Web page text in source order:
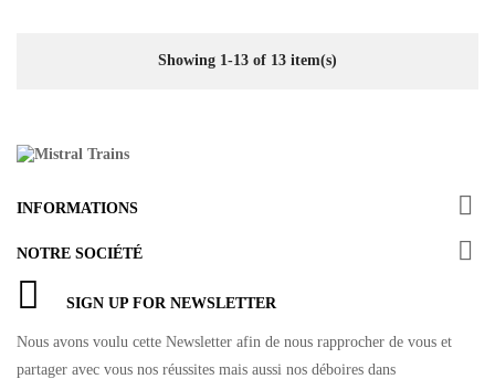
Showing 1-13 of 13 item(s)
INFORMATIONS 
NOTRE SOCIÉTÉ 
SIGN UP FOR NEWSLETTER
Nous avons voulu cette Newsletter afin de nous rapprocher de vous et
partager avec vous nos réussites mais aussi nos déboires dans